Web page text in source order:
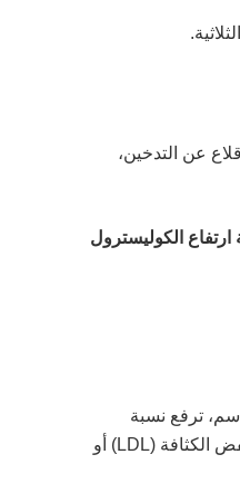
عن التدخين،
ارتفاع الكوليسترول
ترفع نسبة
الكوليسترول الكلي. تقليل استهلاك الدهون المشبعة يمكن أن يخفض الكوليسترول منخفض الكثافة (LDL) أو